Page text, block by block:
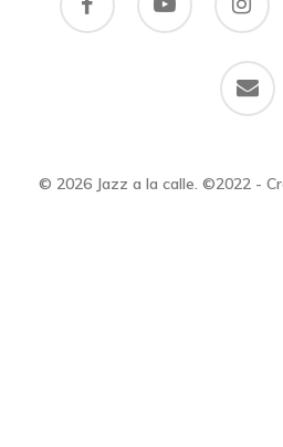
email
© 2026 Jazz a la calle. ©2022 -